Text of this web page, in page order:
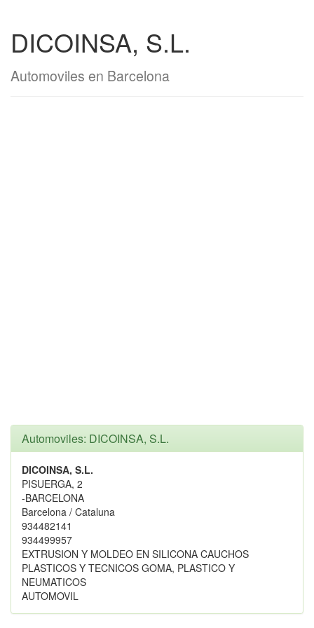
DICOINSA, S.L.
Automoviles en Barcelona
Automoviles: DICOINSA, S.L.
DICOINSA, S.L.
PISUERGA, 2
-BARCELONA
Barcelona / Cataluna
934482141
934499957
EXTRUSION Y MOLDEO EN SILICONA CAUCHOS
PLASTICOS Y TECNICOS GOMA, PLASTICO Y
NEUMATICOS
AUTOMOVIL